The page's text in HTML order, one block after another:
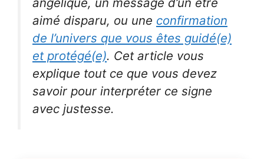
aimé disparu, ou une confirmation
de l’univers que vous êtes guidé(e)
et protégé(e). Cet article vous
explique tout ce que vous devez
savoir pour interpréter ce signe
avec justesse.